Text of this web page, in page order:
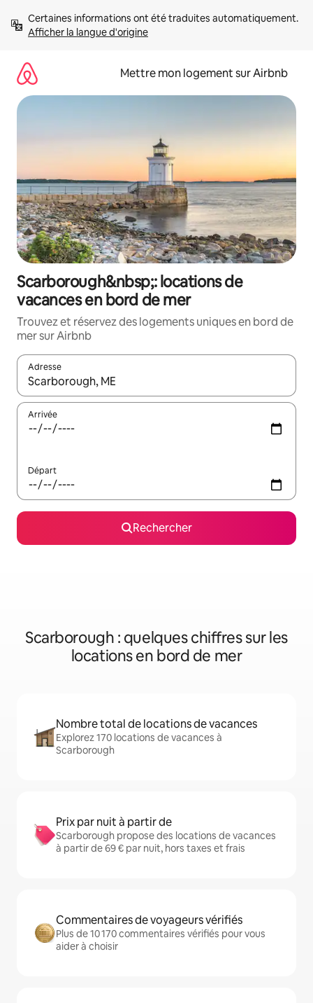
directement
Afficher la langue d'origine
Mettre mon logement sur Airbnb
Scarborough&nbsp;: locations de
vacances en bord de mer
Trouvez et réservez des logements uniques en bord de
mer sur Airbnb
Adresse
Lorsque les résultats s'affichent, utilisez les flèches vers le
Arrivée
Départ
Rechercher
Scarborough : quelques chiffres sur les
locations en bord de mer
Nombre total de locations de vacances
Explorez 170 locations de vacances à
Scarborough
Prix par nuit à partir de
Scarborough propose des locations de vacances
à partir de 69 € par nuit, hors taxes et frais
Commentaires de voyageurs vérifiés
Plus de 10 170 commentaires vérifiés pour vous
aider à choisir